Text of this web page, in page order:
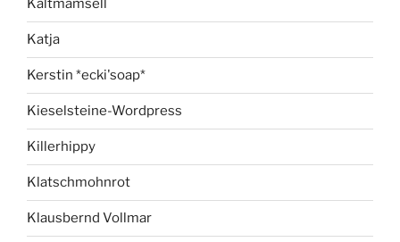
Kaltmamsell
Katja
Kerstin *ecki'soap*
Kieselsteine-Wordpress
Killerhippy
Klatschmohnrot
Klausbernd Vollmar